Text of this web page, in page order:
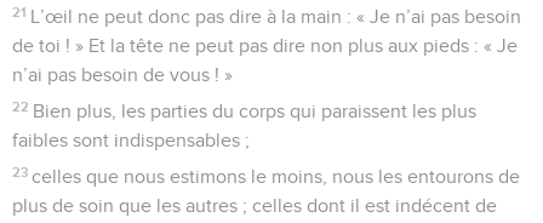
21 L’œil ne peut donc pas dire à la main : « Je n’ai pas besoin
de toi ! » Et la tête ne peut pas dire non plus aux pieds : « Je
n’ai pas besoin de vous ! »
22 Bien plus, les parties du corps qui paraissent les plus
faibles sont indispensables ;
23 celles que nous estimons le moins, nous les entourons de
plus de soin que les autres ; celles dont il est indécent de